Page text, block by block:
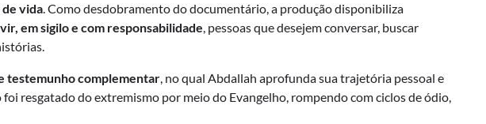
vida. Como desdobramento do documentário, a produção disponibiliza
em sigilo e com responsabilidade, pessoas que desejem conversar, buscar
testemunho complementar, no qual Abdallah aprofunda sua trajetória pessoal e
resgatado do extremismo por meio do Evangelho, rompendo com ciclos de ódio,